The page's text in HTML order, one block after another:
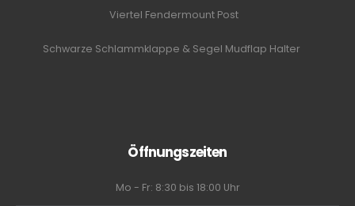
Viertel Fendermount Post
Schwarze Schlammklappe & Segel Mudflap Halter
Öffnungszeiten
Mo - Fr: 8:30 bis 18:00 Uhr